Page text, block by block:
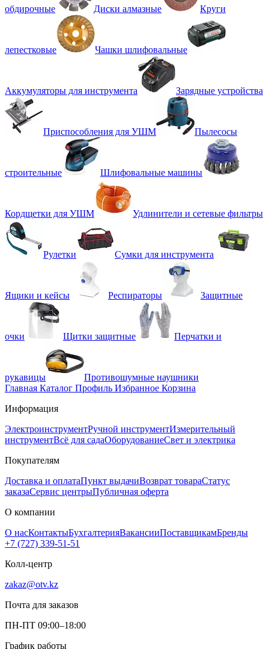
обдирочные Диски алмазные Круги
лепестковые Чашки шлифовальные
Аккумуляторы для инструмента Зарядные устройства
Приспособления для УШМ Пылесосы
строительные Шлифовальные машины
Кордщетки для УШМ Удлинители и сетевые фильтры
Рулетки Сумки для инструмента
Ящики и кейсы Респираторы Защитные
очки Щитки защитные Перчатки и
рукавицы
Противошумные наушники
Главная Каталог Профиль Избранное Корзина
Информация
ЭлектроинструментРучной инструментИзмерительный
инструментВсё для садаОборудованиеСвет и электрика
Покупателям
Доставка и оплатаПункт выдачиВозврат товараСтатус
заказаСервис центрыПубличная оферта
О компании
О насКонтактыБухгалтерияВакансииПоставщикамБренды
+7 (727) 339-51-51
Колл-центр
zakaz@otv.kz
Почта для заказов
ПН-ПТ 09:00–18:00
График работы